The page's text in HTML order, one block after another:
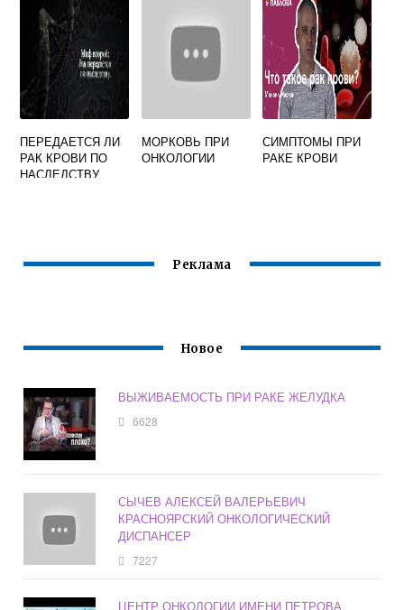
ПЕРЕДАЕТСЯ ЛИ
РАК КРОВИ ПО
НАСЛЕДСТВУ
МОРКОВЬ ПРИ
ОНКОЛОГИИ
СИМПТОМЫ ПРИ
РАКЕ КРОВИ
Реклама
Новое
ВЫЖИВАЕМОСТЬ ПРИ РАКЕ ЖЕЛУДКА
6628
СЫЧЕВ АЛЕКСЕЙ ВАЛЕРЬЕВИЧ
КРАСНОЯРСКИЙ ОНКОЛОГИЧЕСКИЙ
ДИСПАНСЕР
7227
ЦЕНТР ОНКОЛОГИИ ИМЕНИ ПЕТРОВА